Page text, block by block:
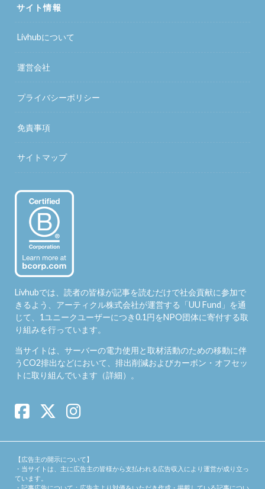
サイト情報
Livhubについて
運営会社
プライバシーポリシー
免責事項
サイトマップ
Livhubでは、読者の皆様が記事を読むだけで社会貢献に参加で
きるよう、アーティクル株式会社が運営する「UU Fund 」を通
じて、1ユニークユーザーにつき0.1円をNPO団体に寄付する取
り組みを行っています。
当サイトは、サーバーの電力使用と取材活動のための移動に伴
うCO2排出などにおいて、排出削減およびカーボン・オフセッ
トに取り組んでいます（詳細）。
【広告主の開示について】
・当サイトは、主に広告主の皆様から支払われる広告収入により運営が成り立っ
ています。